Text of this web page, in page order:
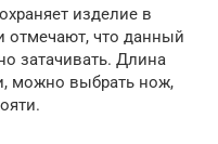
изделие в
отмечают, что данный
затачивать. Длина
можно выбрать нож,